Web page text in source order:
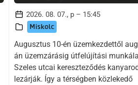
2026. 08. 07., p – 15:45
Miskolc
Augusztus 10-én üzemkezdettől
án üzemzárásig útfelújítási
Szeles utcai kereszteződés
lezárják. Így a térségben közlekedő